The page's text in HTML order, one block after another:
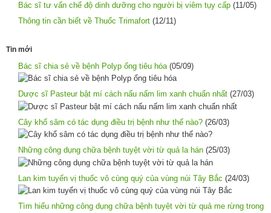
Bác sĩ tư vấn chế độ dinh dưỡng cho người bị viêm tụy cấp (11/05)
Thông tin cần biết về Thuốc Trimafort (12/11)
Tin mới
Bác sĩ chia sẻ về bệnh Polyp ống tiêu hóa (05/09)
Dược sĩ Pasteur bật mí cách nấu nấm lim xanh chuẩn nhất (27/03)
Cây khổ sâm có tác dụng điều trị bệnh như thế nào? (26/03)
Những công dụng chữa bệnh tuyệt vời từ quả la hán (25/03)
Lan kim tuyến vị thuốc vô cùng quý của vùng núi Tây Bắc (24/03)
Tìm hiểu những công dụng chữa bệnh tuyệt vời từ quả me rừng trong